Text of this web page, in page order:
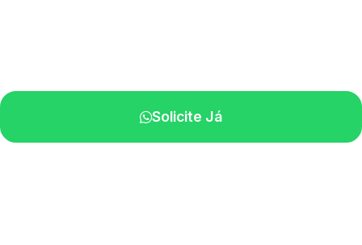
Solicite Já